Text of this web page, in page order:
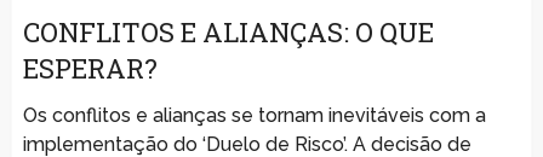
CONFLITOS E ALIANÇAS: O QUE
ESPERAR?
Os conflitos e alianças se tornam inevitáveis com a
implementação do ‘Duelo de Risco’. A decisão de